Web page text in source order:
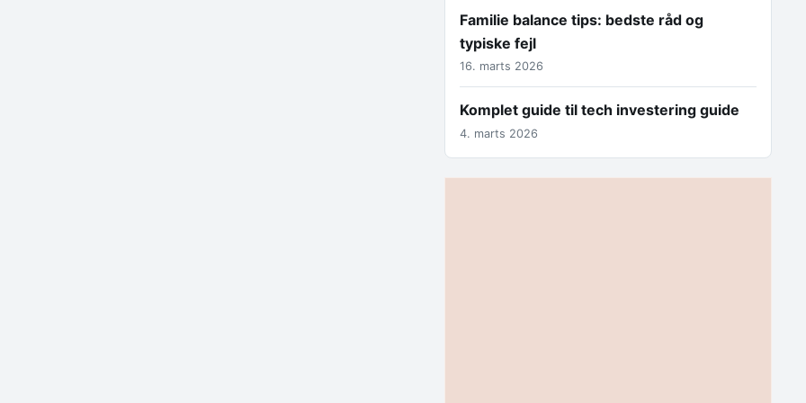
Familie balance tips: bedste råd og
typiske fejl
16. marts 2026
Komplet guide til tech investering guide
4. marts 2026